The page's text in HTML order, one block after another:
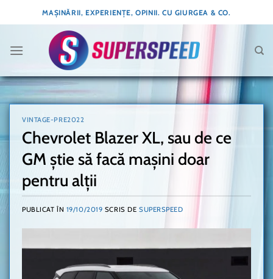
to
MAȘINĂRII, EXPERIENȚE, OPINII. CU GIURGEA & CO.
VINTAGE-PRE2022
Chevrolet Blazer XL, sau de ce
GM știe să facă mașini doar
pentru alții
PUBLICAT ÎN 19/10/2019 SCRIS DE SUPERSPEED